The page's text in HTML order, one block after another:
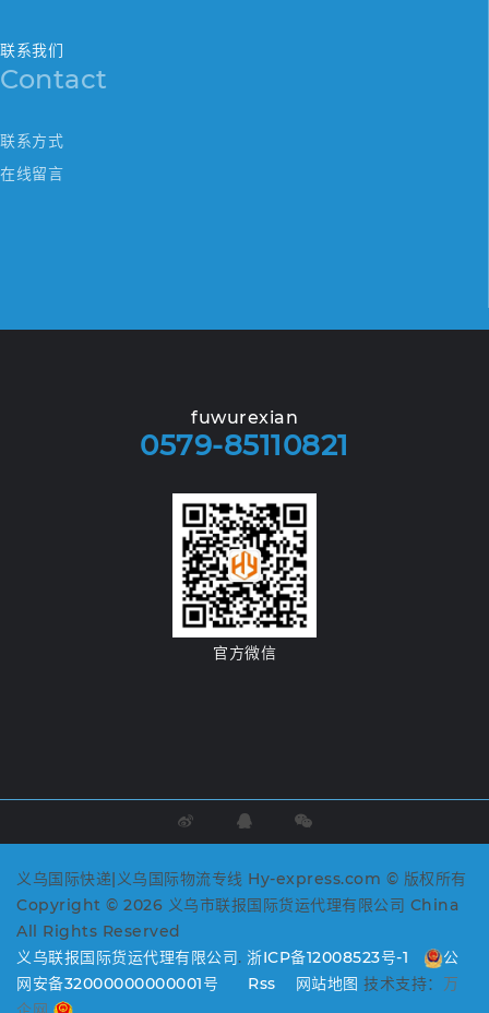
联系我们
Contact
联系方式
在线留言
fuwurexian
0579-85110821
官方微信
义乌国际快递|义乌国际物流专线 Hy-express.com © 版权所有
Copyright © 2026 义乌市联报国际货运代理有限公司 China
All Rights Reserved
义乌联报国际货运代理有限公司. 浙ICP备12008523号-1
公
网安备32000000000001号
Rss 网站地图 技术支持： 万